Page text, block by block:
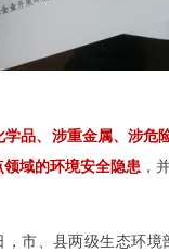
品、涉重金属、涉
域的环境安全隐患 ，
，市、县两级生态环境